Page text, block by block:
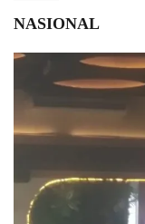
NASIONAL